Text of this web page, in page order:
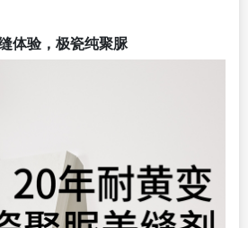
体验，极瓷纯聚脲